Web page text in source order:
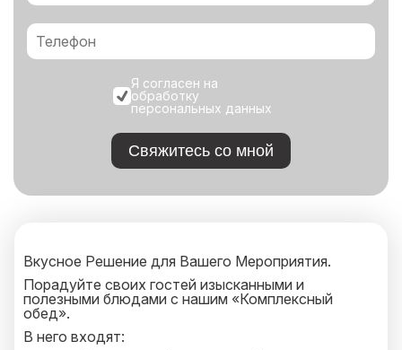
Я согласен на
обработку
персональных данных
Свяжитесь со мной
Вкусное Решение для Вашего Мероприятия.
Порадуйте своих гостей изысканными и
полезными блюдами с нашим «Комплексный
обед».
В него входят: